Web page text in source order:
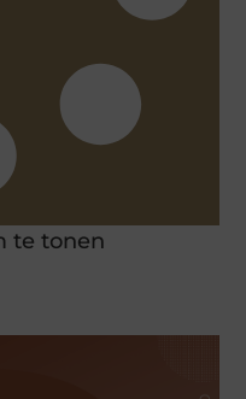
te tonen